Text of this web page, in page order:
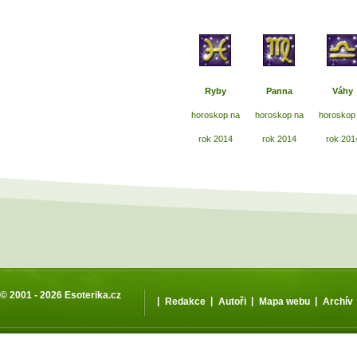
Ryby
horoskop na
rok 2014
Panna
horoskop na
rok 2014
Váhy
horoskop
rok
© 2001 - 2026 Esoterika.cz
| Redakce | Autoři | Mapa webu | Archív